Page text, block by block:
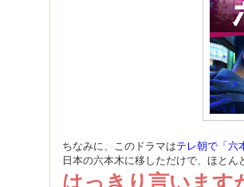
ちなみに、このドラマはテレ朝で「六
日本の六本木に移しただけで、ほとん